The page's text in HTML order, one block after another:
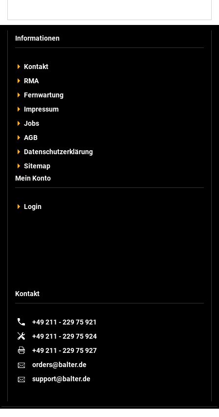
Hutschienen-Netzteil HDR 24V DC, 100 Watt, 3.83A Netzteil auf die DIN-
Ausgabe 24V DC
Universaleingang
Ultraflaches Design
DIN-Schiene montierbar
Schutz vor Überladung
Schutz vor Kurzschluss
LED-Anzeige
Geschlossene Bauform
BALTER ERA HD-Monitor mit 7 Zoll IP Touchscreen-Bildschirm, IP über 2-
Informationen
Kontakt
RMA
Fernwartung
Impressum
Jobs
AGB
Datenschutzerklärung
Sitemap
Mein Konto
Login
Kontakt
+49 211 - 229 75 921
+49 211 - 229 75 924
+49 211 - 229 75 927
orders@balter.de
support@balter.de